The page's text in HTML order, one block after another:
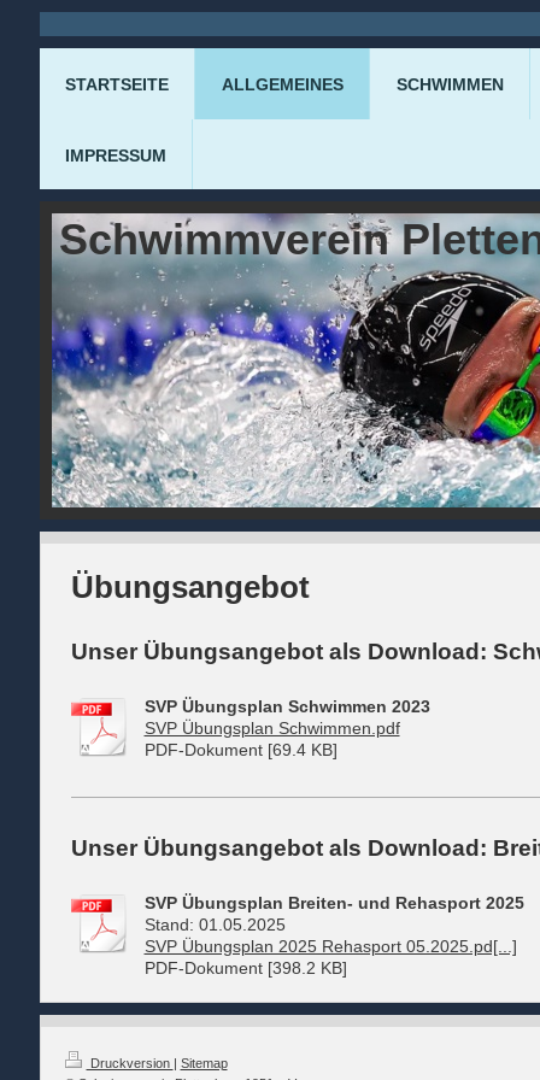
STARTSEITE ALLGEMEINES SCHWIMMEN
IMPRESSUM
Schwimmverein
Übungsangebot
Unser Übungsangebot als Download:
SVP Übungsplan Schwimmen 2023
SVP Übungsplan Schwimmen.pdf
PDF-Dokument [69.4 KB]
Unser Übungsangebot als Download:
SVP Übungsplan Breiten- und Rehasport 2025
Stand: 01.05.2025
SVP Übungsplan 2025 Rehasport 05.2025.pd[...]
PDF-Dokument [398.2 KB]
Druckversion
Sitemap